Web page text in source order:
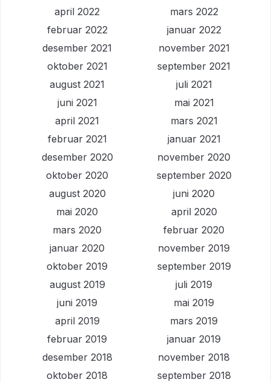
april 2022
mars 2022
februar 2022
januar 2022
desember 2021
november 2021
oktober 2021
september 2021
august 2021
juli 2021
juni 2021
mai 2021
april 2021
mars 2021
februar 2021
januar 2021
desember 2020
november 2020
oktober 2020
september 2020
august 2020
juni 2020
mai 2020
april 2020
mars 2020
februar 2020
januar 2020
november 2019
oktober 2019
september 2019
august 2019
juli 2019
juni 2019
mai 2019
april 2019
mars 2019
februar 2019
januar 2019
desember 2018
november 2018
oktober 2018
september 2018